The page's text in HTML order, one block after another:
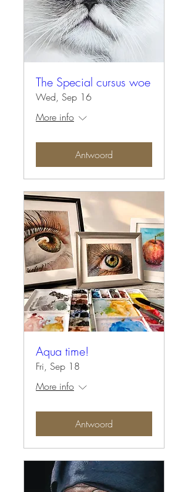
The Special cursus woe
Wed, Sep 16
More info
Antwoord
Aqua time!
Fri, Sep 18
More info
Antwoord